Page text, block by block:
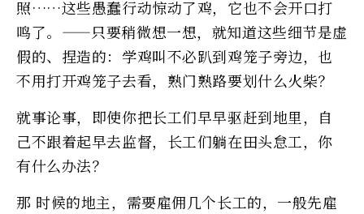
照……这些愚蠢行动惊动了鸡，它也不会开口打
鸣了。——只要稍微想一想，就知道这些细节是虚
假的、捏造的：学鸡叫不必趴到鸡笼子旁边，也
不用打开鸡笼子去看，熟门熟路要划什么火柴？
就事论事，即使你把长工们早早驱赶到地里，自
己不跟着起早去监督，长工们躺在田头怠工，你
有什么办法？
那 时候的地主，需要雇佣几个长工的，一般先雇